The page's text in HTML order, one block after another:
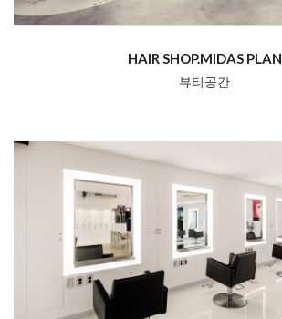
HAIR SHOP.MIDAS PLAN
뷰티공간